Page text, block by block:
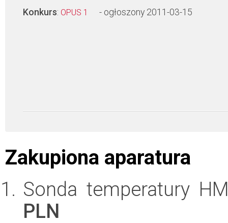
Konkurs: OPUS 1 - ogłoszony 2011-03-15
Zakupiona aparatura
Sonda temperatury
PLN